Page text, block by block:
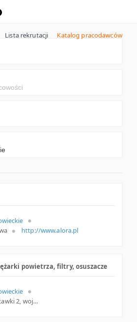
Lista rekrutacji Katalog pracodawców
http://www.alora.pl
powietrza, filtry, osuszacze
00-193 Warszawa, Stawki 2, woj. Mazowieckie, pow. Warszawa, gm. Warszawa